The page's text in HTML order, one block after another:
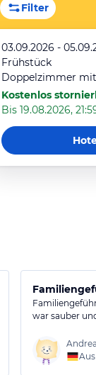
Filter
03.09.2026 -
Frühstück
Doppelzimmer
Kostenlos
Bis 19.08.2026,
war sauber